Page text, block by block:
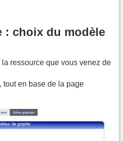
: choix du modèle
la ressource que vous venez de
tout en base de la page